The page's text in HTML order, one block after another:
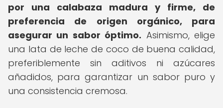
por una calabaza madura y firme, de
preferencia de origen orgánico, para
asegurar un sabor óptimo. Asimismo, elige
una lata de leche de coco de buena calidad,
preferiblemente sin aditivos ni azúcares
añadidos, para garantizar un sabor puro y
una consistencia cremosa.